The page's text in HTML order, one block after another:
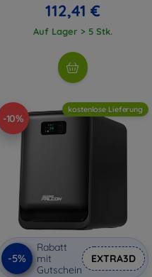
112,41 €
Auf Lager > 5 Stk.
-10%
kostenlose Lieferung
-5%
Rabatt
mit
Gutschein
EXTRA3D